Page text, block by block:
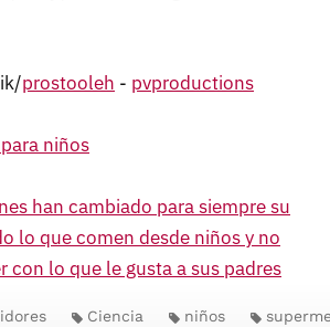
prostooleh - pvproductions
niños
han cambiado para siempre su
lo que comen desde niños y no
con lo que le gusta a sus padres
Ciencia niños